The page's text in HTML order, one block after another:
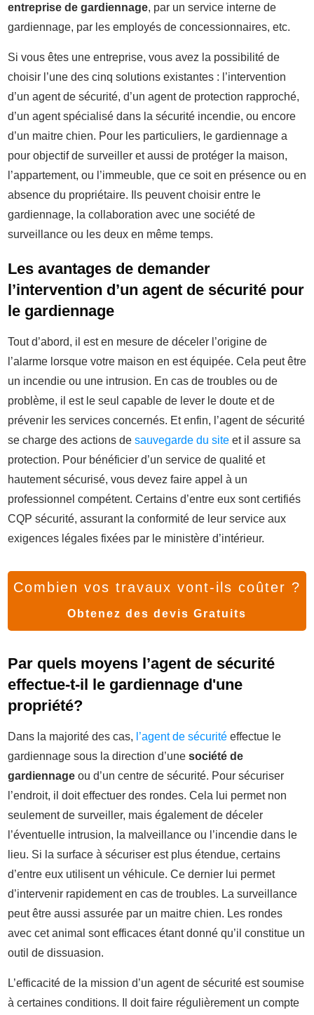
entreprise de gardiennage, par un service interne de
gardiennage, par les employés de concessionnaires, etc.
Si vous êtes une entreprise, vous avez la possibilité de
choisir l’une des cinq solutions existantes : l’intervention
d’un agent de sécurité, d’un agent de protection rapproché,
d’un agent spécialisé dans la sécurité incendie, ou encore
d’un maitre chien. Pour les particuliers, le gardiennage a
pour objectif de surveiller et aussi de protéger la maison,
l’appartement, ou l’immeuble, que ce soit en présence ou en
absence du propriétaire. Ils peuvent choisir entre le
gardiennage, la collaboration avec une société de
surveillance ou les deux en même temps.
Les avantages de demander
l’intervention d’un agent de sécurité pour
le gardiennage
Tout d’abord, il est en mesure de déceler l’origine de
l’alarme lorsque votre maison en est équipée. Cela peut être
un incendie ou une intrusion. En cas de troubles ou de
problème, il est le seul capable de lever le doute et de
prévenir les services concernés. Et enfin, l’agent de sécurité
se charge des actions de sauvegarde du site et il assure sa
protection. Pour bénéficier d’un service de qualité et
hautement sécurisé, vous devez faire appel à un
professionnel compétent. Certains d’entre eux sont certifiés
CQP sécurité, assurant la conformité de leur service aux
exigences légales fixées par le ministère d’intérieur.
Combien vos travaux vont-ils coûter ?
Obtenez des devis Gratuits
Par quels moyens l’agent de sécurité
effectue-t-il le gardiennage d'une
propriété?
Dans la majorité des cas, l’agent de sécurité effectue le
gardiennage sous la direction d’une société de
gardiennage ou d’un centre de sécurité. Pour sécuriser
l’endroit, il doit effectuer des rondes. Cela lui permet non
seulement de surveiller, mais également de déceler
l’éventuelle intrusion, la malveillance ou l’incendie dans le
lieu. Si la surface à sécuriser est plus étendue, certains
d’entre eux utilisent un véhicule. Ce dernier lui permet
d’intervenir rapidement en cas de troubles. La surveillance
peut être aussi assurée par un maitre chien. Les rondes
avec cet animal sont efficaces étant donné qu’il constitue un
outil de dissuasion.
L’efficacité de la mission d’un agent de sécurité est soumise
à certaines conditions. Il doit faire régulièrement un compte